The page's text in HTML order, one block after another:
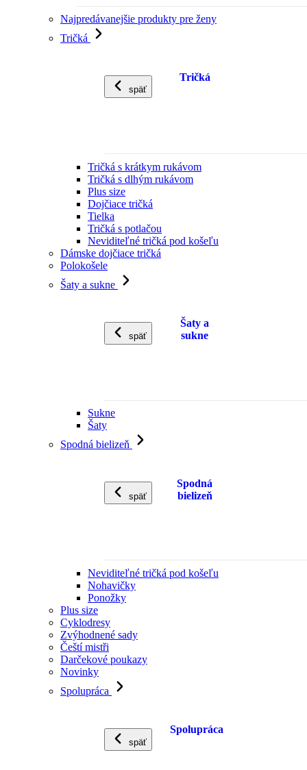
Najpredávanejšie produkty pre ženy
Tričká
späť
Tričká
Tričká s krátkym rukávom
Tričká s dlhým rukávom
Plus size
Dojčiace tričká
Tielka
Tričká s potlačou
Neviditeľné tričká pod košeľu
Dámske dojčiace tričká
Polokošele
Šaty a sukne
späť
Šaty a
sukne
Sukne
Šaty
Spodná bielizeň
späť
Spodná
bielizeň
Neviditeľné tričká pod košeľu
Nohavičky
Ponožky
Plus size
Cyklodresy
Zvýhodnené sady
Čeští mistři
Darčekové poukazy
Novinky
Spolupráca
späť
Spolupráca